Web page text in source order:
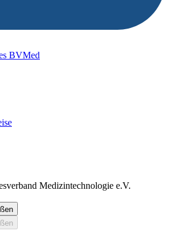
BVMed
Medizintechnologie e.V.